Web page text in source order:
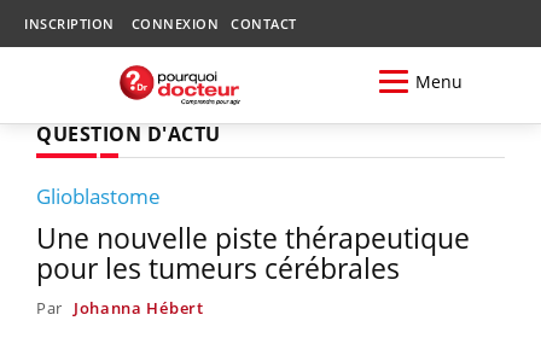
INSCRIPTION CONNEXION CONTACT
Menu
QUESTION D'ACTU
Glioblastome
Une nouvelle piste thérapeutique
pour les tumeurs cérébrales
Par Johanna Hébert